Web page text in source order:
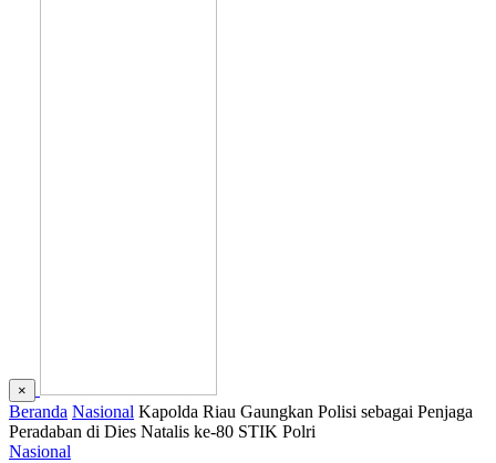
×
Beranda Nasional Kapolda Riau Gaungkan Polisi sebagai Penjaga
Peradaban di Dies Natalis ke-80 STIK Polri
Nasional